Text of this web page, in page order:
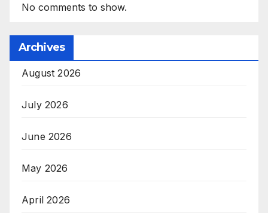
No comments to show.
Archives
August 2026
July 2026
June 2026
May 2026
April 2026